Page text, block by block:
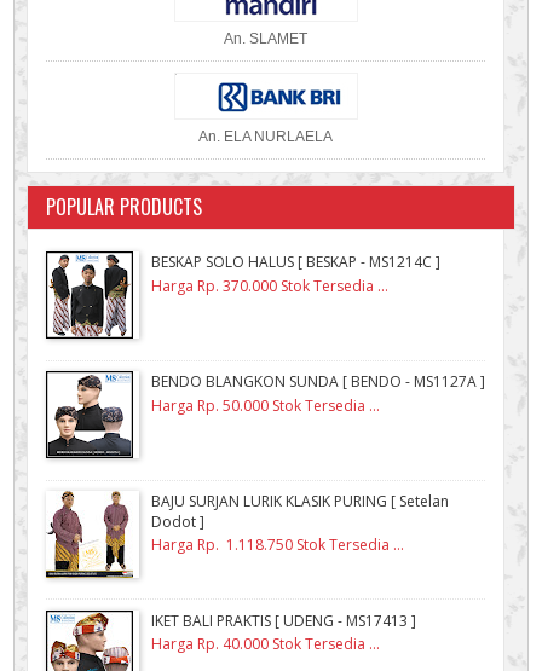
An. SLAMET
An. ELA NURLAELA
POPULAR PRODUCTS
BESKAP SOLO HALUS [ BESKAP - MS1214C ]
Harga Rp. 370.000 Stok Tersedia ...
BENDO BLANGKON SUNDA [ BENDO - MS1127A ]
Harga Rp. 50.000 Stok Tersedia ...
BAJU SURJAN LURIK KLASIK PURING [ Setelan
Dodot ]
Harga Rp. 1.118.750 Stok Tersedia ...
IKET BALI PRAKTIS [ UDENG - MS17413 ]
Harga Rp. 40.000 Stok Tersedia ...